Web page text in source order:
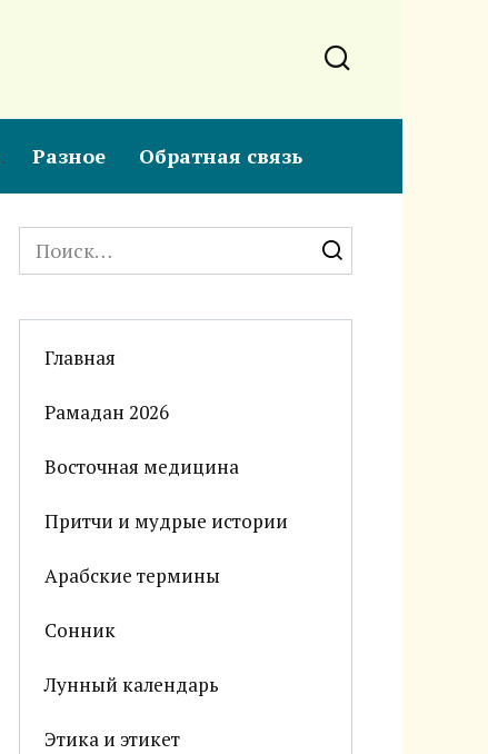
Разное Обратная связь
Search
for:
Главная
Рамадан 2026
Восточная медицина
Притчи и мудрые истории
Арабские термины
Сонник
Лунный календарь
Этика и этикет